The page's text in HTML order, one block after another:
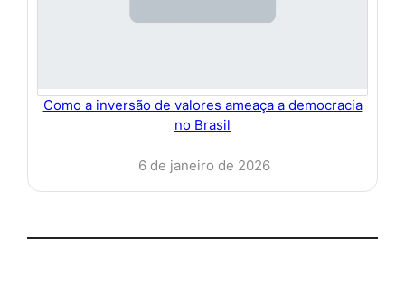
Como a inversão de valores ameaça a democracia
no Brasil
6 de janeiro de 2026